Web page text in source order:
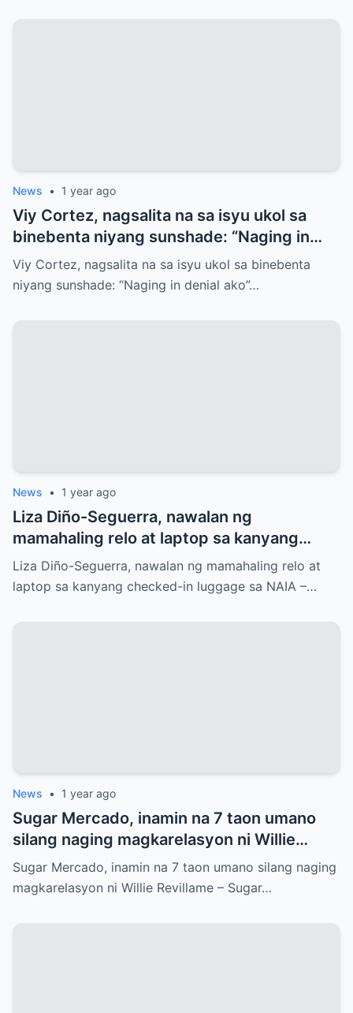
News • 1 year ago
Viy Cortez, nagsalita na sa isyu ukol sa
binebenta niyang sunshade: “Naging in
denial ako”
Viy Cortez, nagsalita na sa isyu ukol sa binebenta
niyang sunshade: “Naging in denial ako”…
News • 1 year ago
Liza Diño-Seguerra, nawalan ng
mamahaling relo at laptop sa kanyang
checked-in luggage sa NAIA
Liza Diño-Seguerra, nawalan ng mamahaling relo at
laptop sa kanyang checked-in luggage sa NAIA –…
News • 1 year ago
Sugar Mercado, inamin na 7 taon umano
silang naging magkarelasyon ni Willie
Revillame
Sugar Mercado, inamin na 7 taon umano silang naging
magkarelasyon ni Willie Revillame – Sugar…